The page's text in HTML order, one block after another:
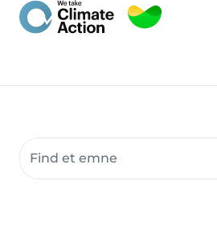
Søg fællesskabsressourcer